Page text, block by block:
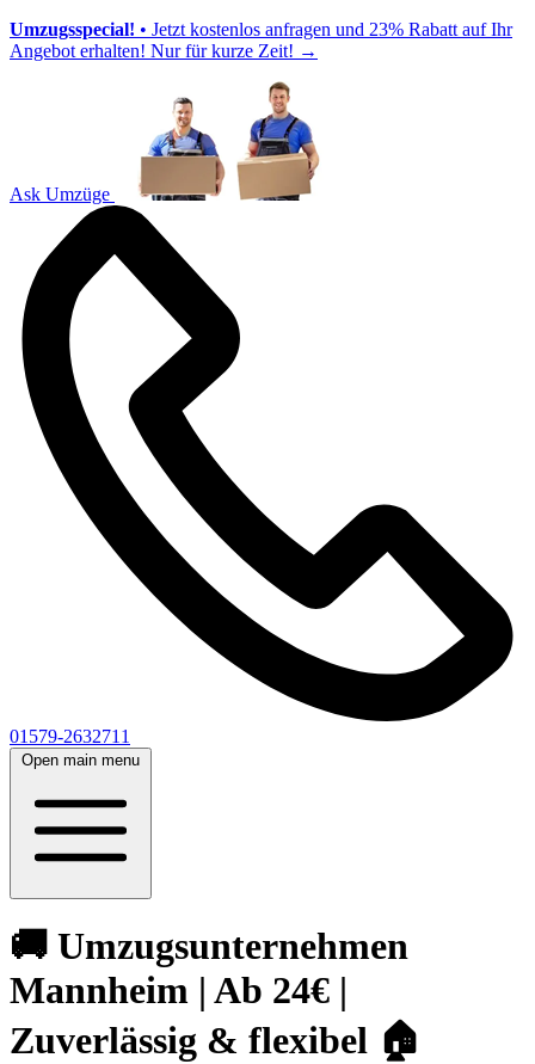
Umzugsspecial! • Jetzt kostenlos anfragen und 23% Rabatt auf Ihr
Angebot erhalten! Nur für kurze Zeit! →
Ask Umzüge
01579-2632711
Open main menu
🚚 Umzugsunternehmen
Mannheim | Ab 24€ |
Zuverlässig & flexibel 🏠